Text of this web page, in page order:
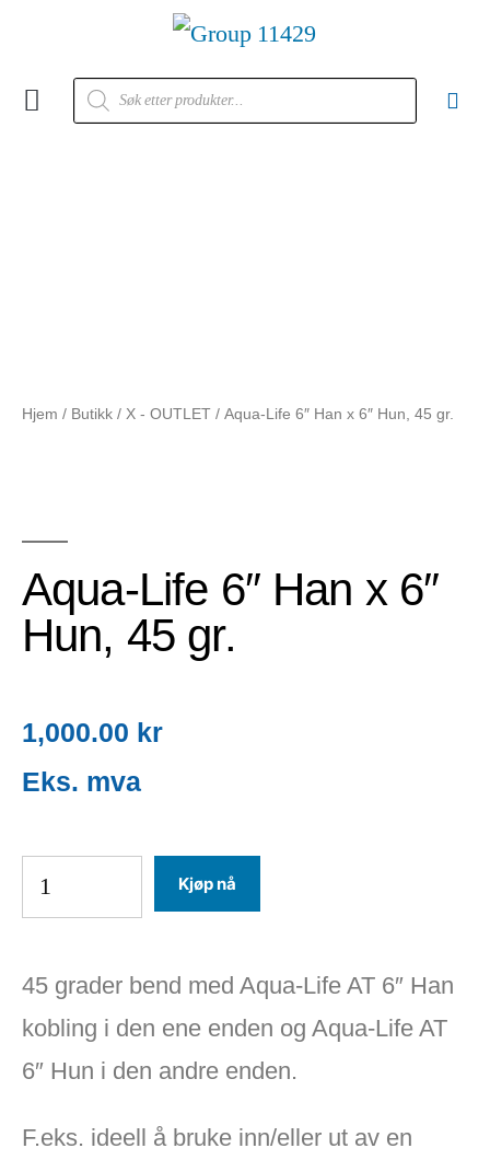
Hjem / Butikk / X - OUTLET / Aqua-Life 6″ Han x 6″ Hun, 45 gr.
Aqua-Life 6″ Han x 6″
Hun, 45 gr.
1,000.00 kr
Kjøp nå
45 grader bend med Aqua-Life AT 6″ Han
kobling i den ene enden og Aqua-Life AT
6″ Hun i den andre enden.
F.eks. ideell å bruke inn/eller ut av en